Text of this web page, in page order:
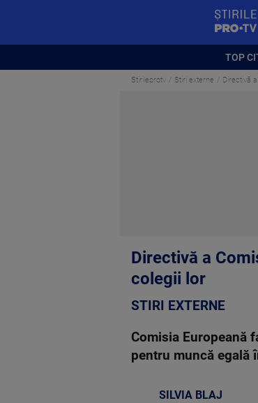
TOP
Stirileprotv Stiri externe Directivă
Directivă a
colegii lor
STIRI EXTERNE
Comisia Europeană
pentru muncă egală
SILVIA BLAJ